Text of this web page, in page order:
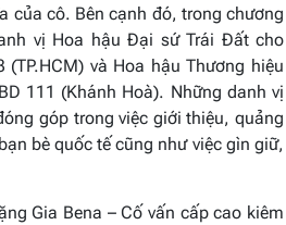
của cô. Bên cạnh đó, trong chương
vị Hoa hậu Đại sứ Trái Đất cho
và Hoa hậu Thương hiệu
111 (Khánh Hoà). Những danh vị
góp trong việc giới thiệu, quảng
bè quốc tế cũng như việc gìn giữ,
Gia Bena – Cố vấn cấp cao kiêm